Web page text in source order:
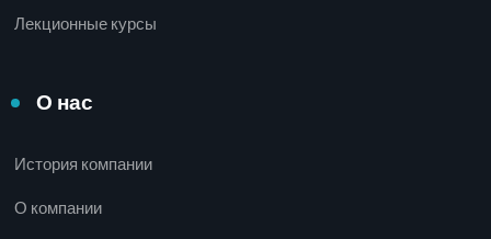
Лекционные курсы
О нас
История компании
О компании